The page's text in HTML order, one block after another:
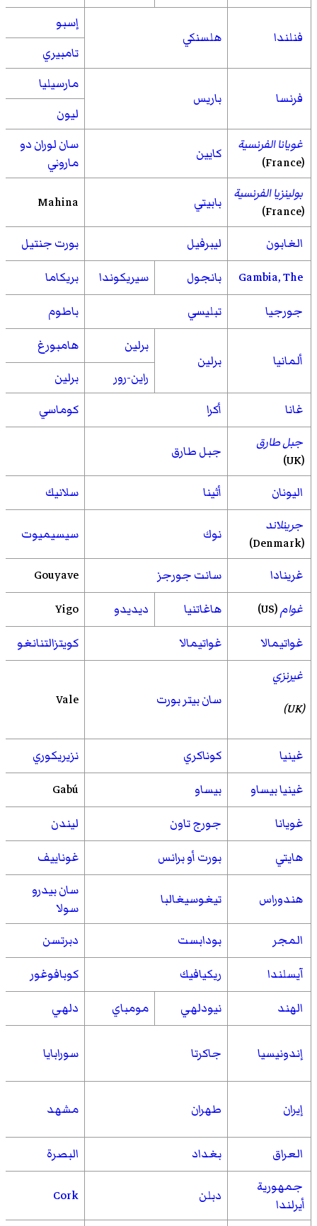
فنلندا هلسنكي
إسبو
تامبيري
فرنسا باريس
مارسيليا
ليون
غويانا الفرنسية
(France)
كايين
سان لوران دو
ماروني
بولينزيا الفرنسية
(France)
بابيتي Mahina
الغابون ليبرفيل
بورت جنتيل
Gambia, The
بانجول سيريكوندا
بريكاما
جورجيا
تبليسي باطوم
ألمانيا برلين
برلين
هامبورغ
راين-رور
برلين
غانا
أكرا
كوماسي
جبل طارق
(UK)
جبل طارق
اليونان أثينا
سلانيك
جرينلاند
(Denmark)
نوك سيسيميوت
غرينادا سانت جورجز
Gouyave
غوام(US) هاغاتنيا ديديدو
Yigo
غواتيمالا
غواتيمالا
كويتزالتنانغو
غيرنزي
(UK)
سان بيتر بورت Vale
غينيا كوناكري
نزيريكوري
غينيا بيساو
بيساو
Gabú
غويانا
جورج تاون
ليندن
هايتي
بورت أو برانس غوناييف
هندوراس تيغوسيغالبا
سان بيدرو
سولا
المجر
بودابست
دبرتسن
آيسلندا
ريكيافيك
كوبافوغور
الهند
نيودلهي مومباي دلهي
إندونيسيا جاكرتا سورابايا
إيران طهران مشهد
العراق بغداد
البصرة
جمهورية
أيرلندا
دبلن Cork